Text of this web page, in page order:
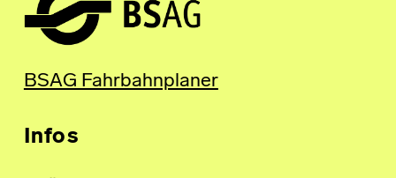
BSAG Fahrbahnplaner
Infos